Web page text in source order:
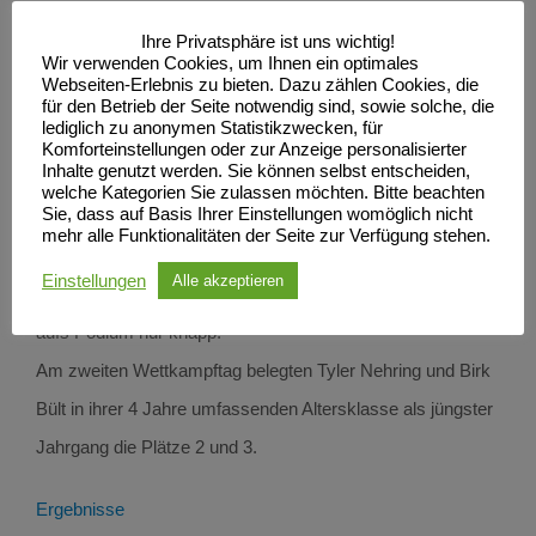
und Oke sogar als jüngerer Jahrgang!) klettern.
Ebenfalls aufs Podium schaffte es mit Platz 3 Polly
Vierhufe bei den Schülerinnen C. In dieser gutbesetzten
Altersklasse wurden Elise Glöckl 4., Nia Berner 6, Elisa
Lehmann 7., Hannah Mayer 9. und Lotte Stuth 11. Bei den
und Konrad Glöckl als 5. bei den Schülern C den Sprung
aufs Podium nur knapp.
Am zweiten Wettkampftag belegten Tyler Nehring und Birk
Bült in ihrer 4 Jahre umfassenden Altersklasse als jüngster
Jahrgang die Plätze 2 und 3.
Ergebnisse
Ihre Privatsphäre ist uns wichtig!
Wir verwenden Cookies, um Ihnen ein optimales
Webseiten-Erlebnis zu bieten. Dazu zählen Cookies, die
für den Betrieb der Seite notwendig sind, sowie solche, die
lediglich zu anonymen Statistikzwecken, für
Komforteinstellungen oder zur Anzeige personalisierter
Inhalte genutzt werden. Sie können selbst entscheiden,
welche Kategorien Sie zulassen möchten. Bitte beachten
Sie, dass auf Basis Ihrer Einstellungen womöglich nicht
mehr alle Funktionalitäten der Seite zur Verfügung stehen.
Einstellungen Alle akzeptieren